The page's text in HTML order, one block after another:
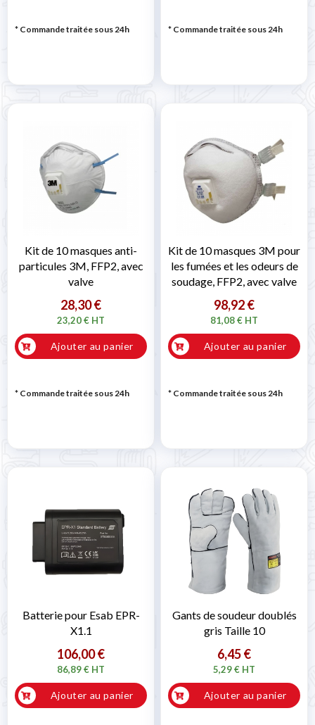
* Commande traitée sous 24h * Commande traitée sous 24h
Kit de 10 masques anti-
particules 3M, FFP2, avec
valve
28,30 €
23,20 € HT
Ajouter au panier
* Commande traitée sous 24h
Kit de 10 masques 3M pour
les fumées et les odeurs de
soudage, FFP2, avec valve
98,92 €
81,08 € HT
Ajouter au panier
* Commande traitée sous 24h
Batterie pour Esab EPR-
X1.1
106,00 €
86,89 € HT
Ajouter au panier
Gants de soudeur doublés
gris Taille 10
6,45 €
5,29 € HT
Ajouter au panier